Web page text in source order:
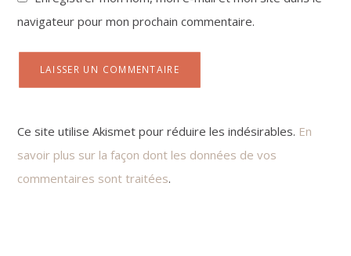
navigateur pour mon prochain commentaire.
Ce site utilise Akismet pour réduire les indésirables. En
savoir plus sur la façon dont les données de vos
commentaires sont traitées.